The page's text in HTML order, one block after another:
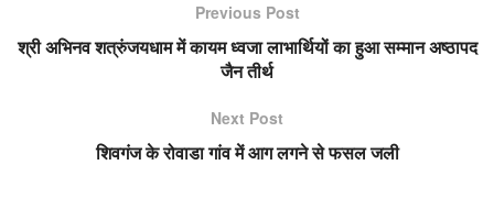
Previous Post
श्री अभिनव शत्रुंजयधाम में कायम ध्वजा लाभार्थियों का हुआ सम्मान अष्ठापद
जैन तीर्थ
Next Post
शिवगंज के रोवाडा गांव में आग लगने से फसल जली